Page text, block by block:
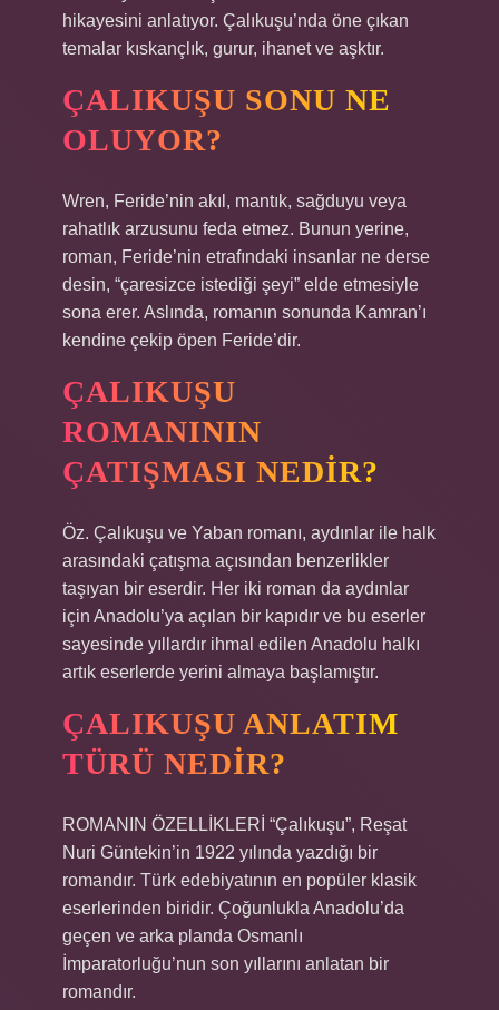
hikayesini anlatıyor. Çalıkuşu’nda öne çıkan
temalar kıskançlık, gurur, ihanet ve aşktır.
ÇALIKUŞU SONU NE
OLUYOR?
Wren, Feride’nin akıl, mantık, sağduyu veya
rahatlık arzusunu feda etmez. Bunun yerine,
roman, Feride’nin etrafındaki insanlar ne derse
desin, “çaresizce istediği şeyi” elde etmesiyle
sona erer. Aslında, romanın sonunda Kamran’ı
kendine çekip öpen Feride’dir.
ÇALIKUŞU
ROMANININ
ÇATIŞMASI NEDIR?
Öz. Çalıkuşu ve Yaban romanı, aydınlar ile halk
arasındaki çatışma açısından benzerlikler
taşıyan bir eserdir. Her iki roman da aydınlar
için Anadolu’ya açılan bir kapıdır ve bu eserler
sayesinde yıllardır ihmal edilen Anadolu halkı
artık eserlerde yerini almaya başlamıştır.
ÇALIKUŞU ANLATIM
TÜRÜ NEDIR?
ROMANIN ÖZELLİKLERİ “Çalıkuşu”, Reşat
Nuri Güntekin’in 1922 yılında yazdığı bir
romandır. Türk edebiyatının en popüler klasik
eserlerinden biridir. Çoğunlukla Anadolu’da
geçen ve arka planda Osmanlı
İmparatorluğu’nun son yıllarını anlatan bir
romandır.